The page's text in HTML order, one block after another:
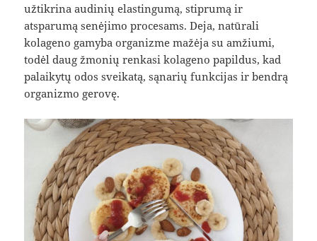
užtikrina audinių elastingumą, stiprumą ir
atsparumą senėjimo procesams. Deja, natūrali
kolageno gamyba organizme mažėja su amžiumi,
todėl daug žmonių renkasi kolageno papildus, kad
palaikytų odos sveikatą, sąnarių funkcijas ir bendrą
organizmo gerovę.